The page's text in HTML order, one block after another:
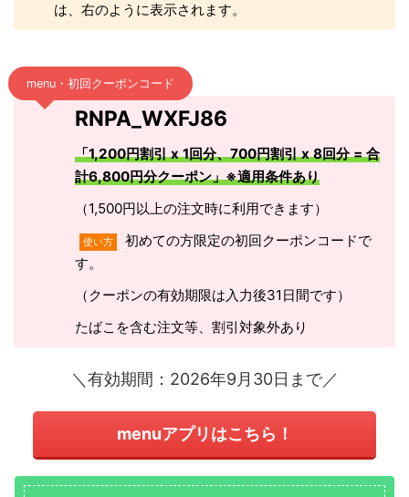
は、右のように表示されます。
menu・初回クーポンコード
RNPA_WXFJ86
「1,200円割引 x 1回分、700円割引 x 8回分 = 合
計6,800円分クーポン」※適用条件あり
（1,500円以上の注文時に利用できます）
使い方
初めての方限定の初回クーポンコードで
す。
（クーポンの有効期限は入力後31日間です）
たばこを含む注文等、割引対象外あり
＼有効期間：2026年9月30日まで／
menuアプリはこちら！